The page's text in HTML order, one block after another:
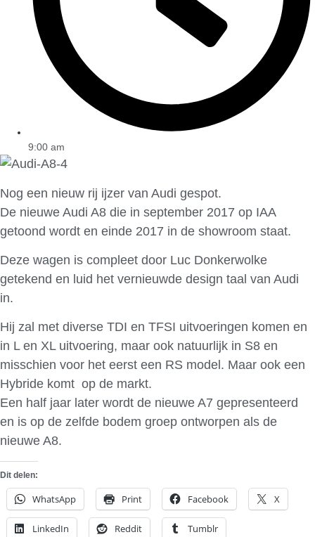
9:00 am
Nog een nieuw rij ijzer van Audi gespot.
De nieuwe Audi A8 die in september 2017 op IAA
getoond wordt en einde 2017 in de showroom staat.
Deze wagen is compleet door Luc Donkerwolke
getekend en luid het vernieuwde design taal van Audi
in.
Hij zal met diverse TDI en TFSI uitvoeringen komen en
in L en XL uitvoering, maar ook natuurlijk in S8 en
misschien voor het eerst een RS model. Maar ook een
Hybride komt op de markt.
Een half jaar later wordt de nieuwe A7 gepresenteerd
en is op de zelfde bodem groep ontworpen als de
nieuwe A8.
Dit delen:
WhatsApp Print Facebook X
LinkedIn Reddit Tumblr